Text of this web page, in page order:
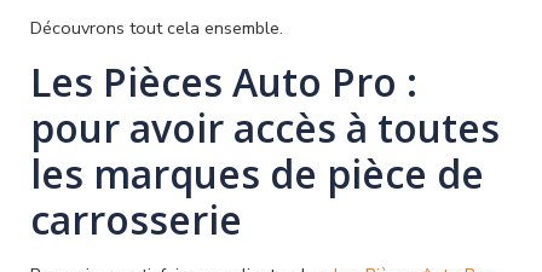
Découvrons tout cela ensemble.
Les Pièces Auto Pro :
pour avoir accès à toutes
les marques de pièce de
carrosserie